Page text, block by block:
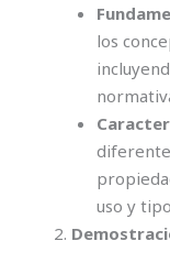
los
uso y